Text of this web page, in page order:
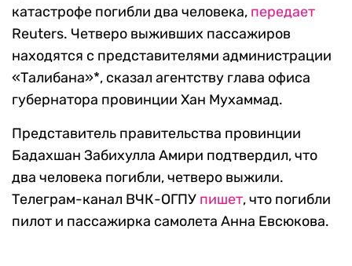
катастрофе погибли два человека, передает
Reuters. Четверо выживших пассажиров
находятся с представителями администрации
«Талибана»*, сказал агентству глава офиса
губернатора провинции Хан Мухаммад.
Представитель правительства провинции
Бадахшан Забихулла Амири подтвердил, что
два человека погибли, четверо выжили.
Телеграм-канал ВЧК-ОГПУ пишет, что погибли
пилот и пассажирка самолета Анна Евсюкова.